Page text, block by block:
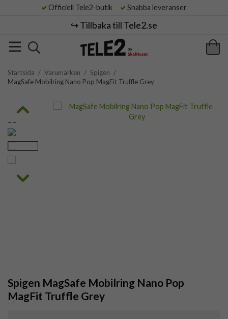
Officiell Tele2-butik Snabba leveranser
↪️ Tillbaka till Tele2.se
Startsida / Varumärken / Spigen /
MagSafe Mobilring Nano Pop MagFit Truffle Grey
Spigen MagSafe Mobilring Nano Pop
MagFit Truffle Grey